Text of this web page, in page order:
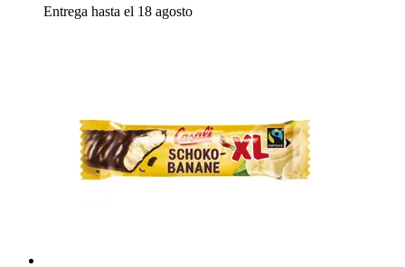
Entrega hasta el 18 agosto